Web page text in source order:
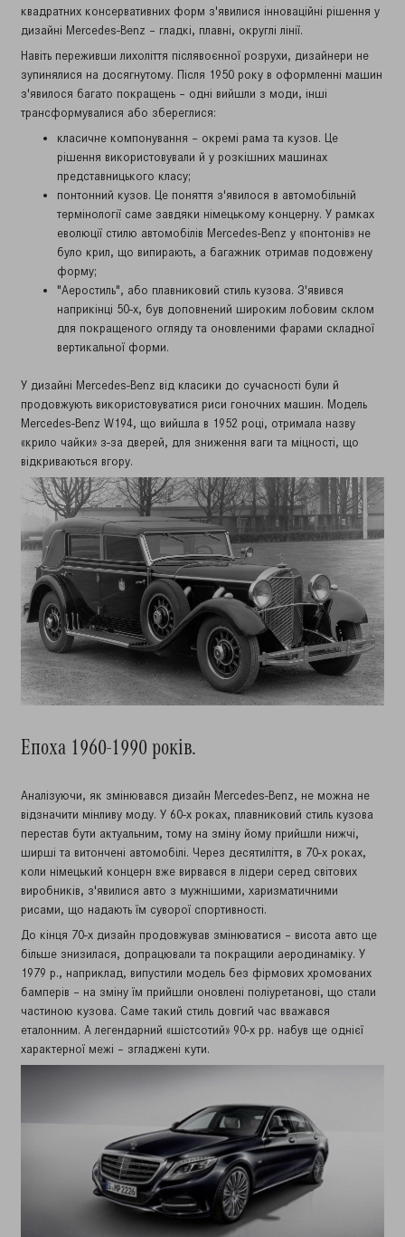
квадратних консервативних форм з'явилися інноваційні рішення у
дизайні Mercedes-Benz – гладкі, плавні, округлі лінії.
Навіть переживши лихоліття післявоєнної розрухи, дизайнери не
зупинялися на досягнутому. Після 1950 року в оформленні машин
з'явилося багато покращень – одні вийшли з моди, інші
трансформувалися або збереглися:
класичне компонування – окремі рама та кузов. Це
рішення використовували й у розкішних машинах
представницького класу;
понтонний кузов. Це поняття з'явилося в автомобільній
термінології саме завдяки німецькому концерну. У рамках
еволюції стилю автомобілів Mercedes-Benz у «понтонів» не
було крил, що випирають, а багажник отримав подовжену
форму;
"Аеростиль", або плавниковий стиль кузова. З'явився
наприкінці 50-х, був доповнений широким лобовим склом
для покращеного огляду та оновленими фарами складної
вертикальної форми.
У дизайні Mercedes-Benz від класики до сучасності були й
продовжують використовуватися риси гоночних машин. Модель
Mercedes-Benz W194, що вийшла в 1952 році, отримала назву
«крило чайки» з-за дверей, для зниження ваги та міцності, що
відкриваються вгору.
Епоха 1960-1990 років.
Аналізуючи, як змінювався дизайн Mercedes-Benz, не можна не
відзначити мінливу моду. У 60-х роках, плавниковий стиль кузова
перестав бути актуальним, тому на зміну йому прийшли нижчі,
ширші та витончені автомобілі. Через десятиліття, в 70-х роках,
коли німецький концерн вже вирвався в лідери серед світових
виробників, з'явилися авто з мужнішими, харизматичними
рисами, що надають їм суворої спортивності.
До кінця 70-х дизайн продовжував змінюватися – висота авто ще
більше знизилася, допрацювали та покращили аеродинаміку. У
1979 р., наприклад, випустили модель без фірмових хромованих
бамперів – на зміну їм прийшли оновлені поліуретанові, що стали
частиною кузова. Саме такий стиль довгий час вважався
еталонним. А легендарний «шістсотий» 90-х pp. набув ще однієї
характерної межі – згладжені кути.